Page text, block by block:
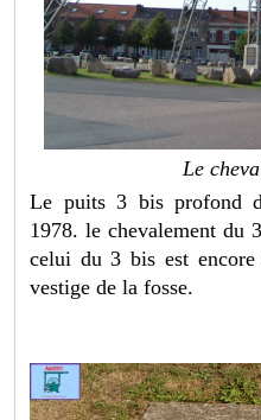
Le
Le puits 3 bis profond
1978. le chevalement du
celui du 3 bis est
vestige de la fosse.